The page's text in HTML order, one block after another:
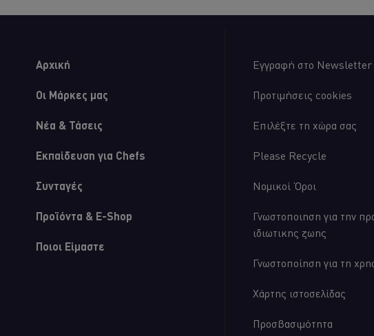
This video player may use cookies or other browser
agree to this please click the Accept button below.
Accept
Αρχική
Οι Μάρκες μας
Νέα & Τάσεις
Εκπαίδευση για Chefs
Συνταγές
Προϊόντα & E-Shop
Ποιοι Είμαστε
Εγγραφή στο Newsletter
Προτιμήσεις cookies
Επιλέξτε τη χώρα σας
Please Recycle
Νομικοί Όροι
Γνωστοποιηση για την
ιδιωτικης ζωης
Γνωστοποίηση για τη
Χάρτης ιστοσελίδας
Προσβασιμότητα